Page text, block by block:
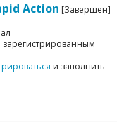
Action [Завершен]
зарегистрированным
и заполнить